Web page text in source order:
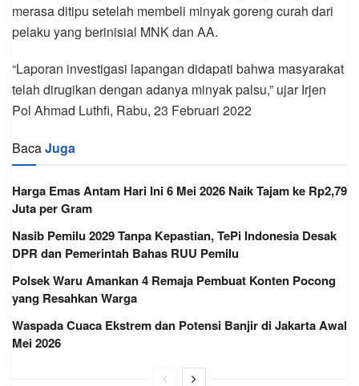
merasa ditipu setelah membeli minyak goreng curah dari
pelaku yang berinisial MNK dan AA.
“Laporan investigasi lapangan didapati bahwa masyarakat
telah dirugikan dengan adanya minyak palsu,” ujar Irjen
Pol Ahmad Luthfi, Rabu, 23 Februari 2022
BacaJuga
Harga Emas Antam Hari Ini 6 Mei 2026 Naik Tajam ke Rp2,79
Juta per Gram
Nasib Pemilu 2029 Tanpa Kepastian, TePi Indonesia Desak
DPR dan Pemerintah Bahas RUU Pemilu
Polsek Waru Amankan 4 Remaja Pembuat Konten Pocong
yang Resahkan Warga
Waspada Cuaca Ekstrem dan Potensi Banjir di Jakarta Awal
Mei 2026